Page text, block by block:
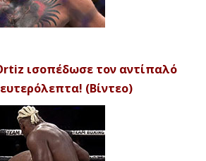
ισοπέδωσε τον αντίπαλό
(Βίντεο)